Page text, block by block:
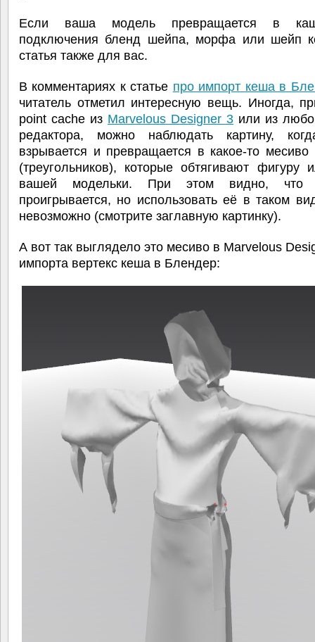
Если ваша модель превращается в
подключения бленд шейпа, морфа или шейп
статья также для вас.
В комментариях к статье про импорт кеша в
читатель отметил интересную вещь. Иногда,
point cache из Marvelous Designer 3 или из
редактора, можно наблюдать картину,
взрывается и превращается в какое-то месиво
(треугольников), которые обтягивают фигуру
вашей модельки. При этом видно, что
проигрывается, но использовать её в таком
невозможно (смотрите заглавную картинку).
А вот так выглядело это месиво в Marvelous
импорта вертекс кеша в Блендер: